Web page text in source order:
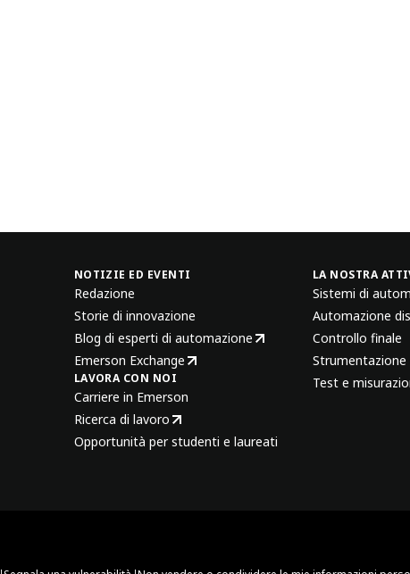
NOTIZIE ED EVENTI
Redazione
Storie di innovazione
Blog di esperti di automazione
Emerson Exchange
LAVORA CON NOI
Carriere in Emerson
Ricerca di lavoro
Opportunità per studenti e laureati
LA NOSTRA
Sistemi di
Automazione
Controllo finale
Strumentazione
Test e